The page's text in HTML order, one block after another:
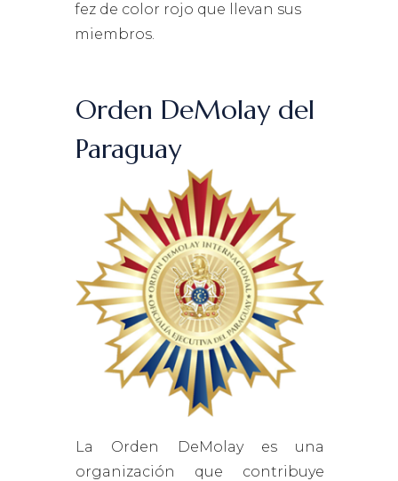
fez de color rojo que llevan sus
miembros.
Orden DeMolay del
Paraguay
La Orden DeMolay es una
organización que contribuye